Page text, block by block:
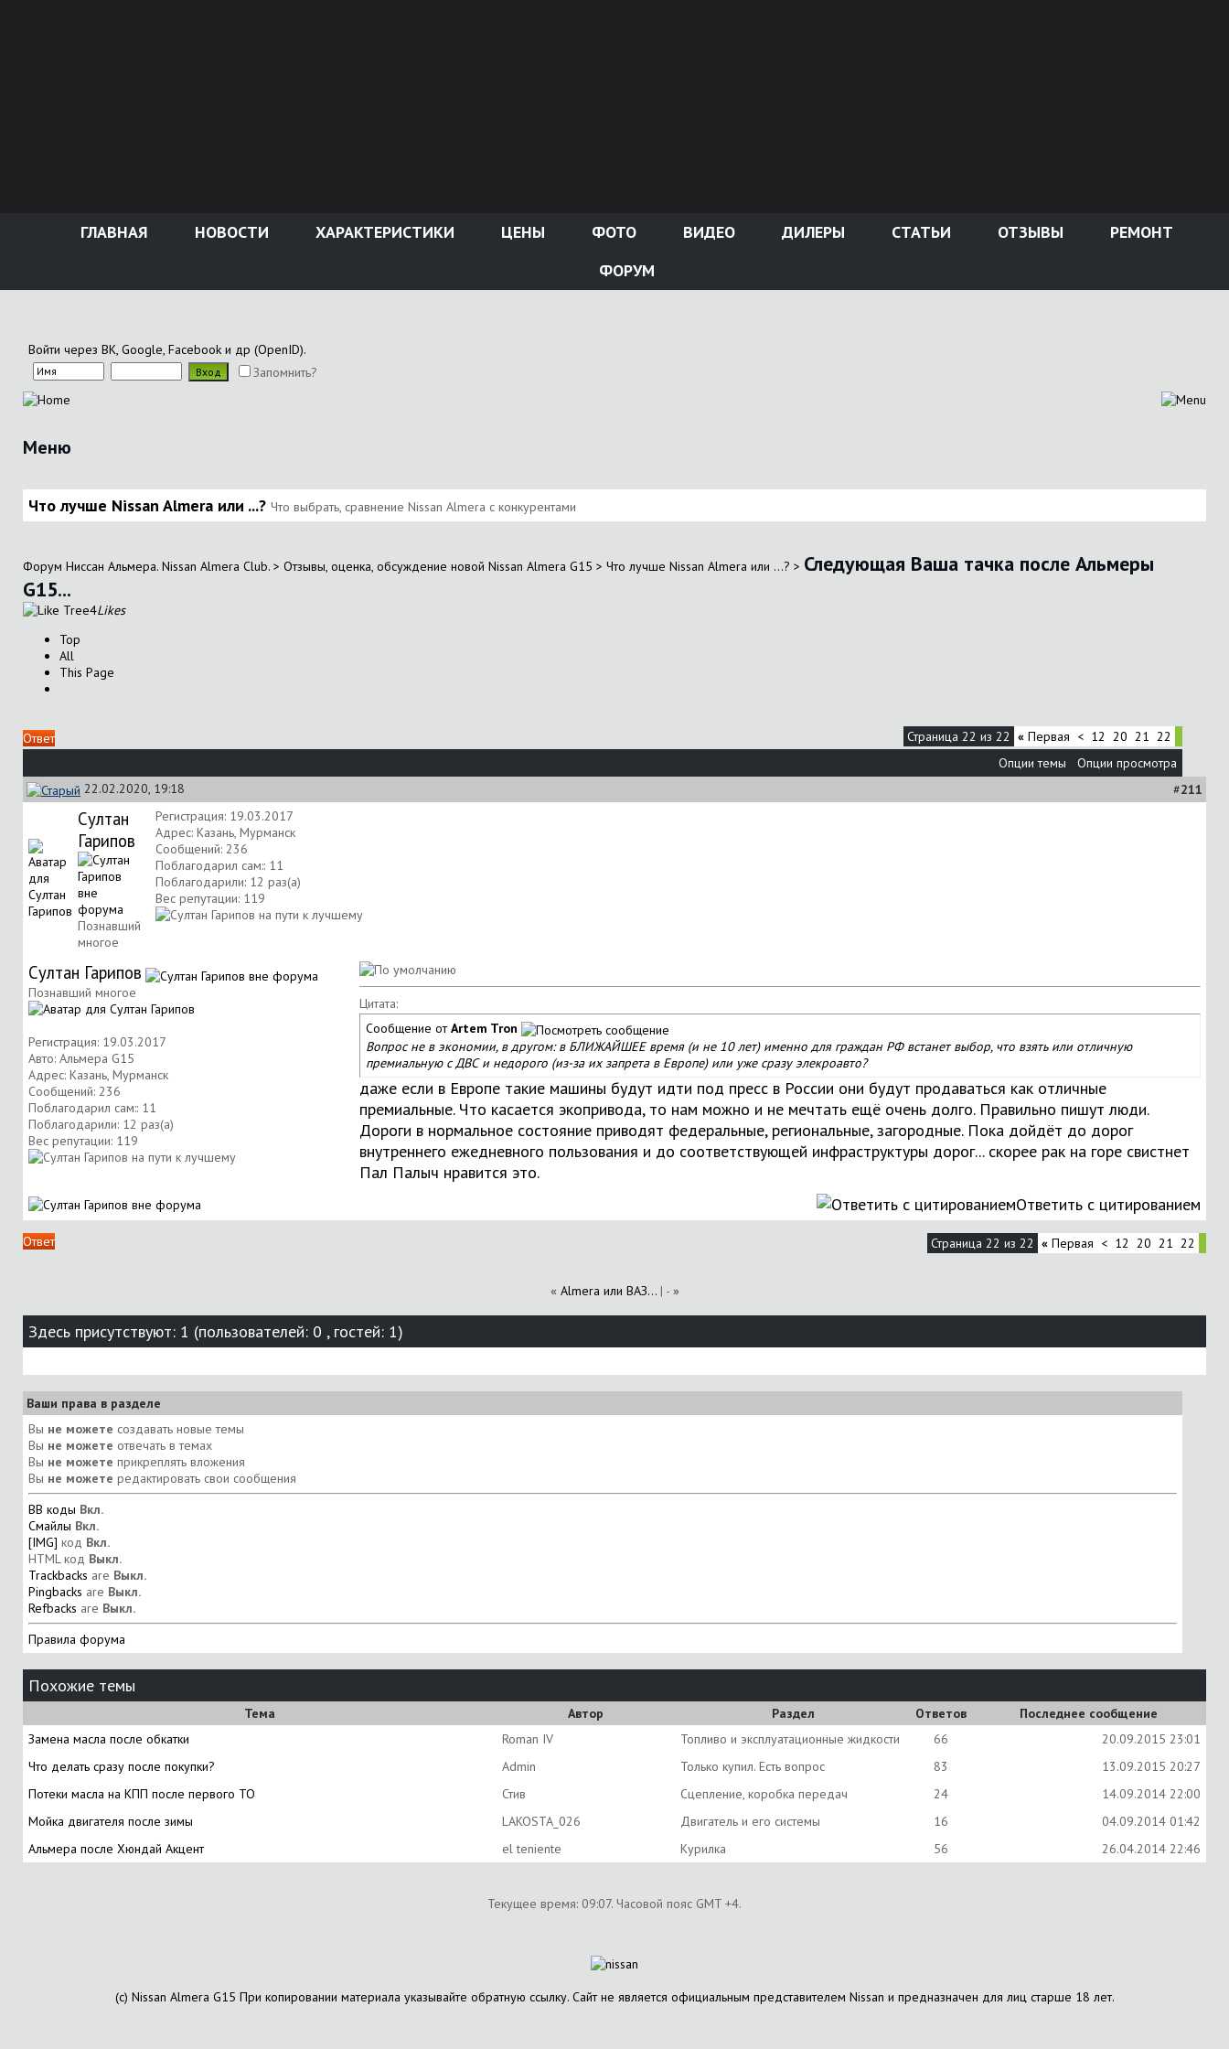
ГЛАВНАЯ НОВОСТИ ХАРАКТЕРИСТИКИ ЦЕНЫ ФОТО ВИДЕО ДИЛЕРЫ СТАТЬИ ОТЗЫВЫ
РЕМОНТ
ФОРУМ
Войти через ВК, Google, Facebook и др (OpenID).
Запомнить?
Меню
Что лучше Nissan Almera или ...? Что выбрать, сравнение Nissan Almera с конкурентами
Форум Ниссан Альмера. Nissan Almera Club. > Отзывы, оценка, обсуждение новой Nissan Almera G15 > Что лучше Nissan Almera или ...? > Следующая Ваша тачка после Альмеры
G15...
4Likes
Top
All
This Page
Ответ Страница 22 из 22 « Первая < 12 20 21 22
Опции темы
Опции просмотра
22.02.2020, 19:18
#211
Султан
Гарипов
Познавший
многое
Регистрация: 19.03.2017
Адрес: Казань, Мурманск
Сообщений: 236
Поблагодарил сам:: 11
Поблагодарили: 12 раз(а)
Вес репутации: 119
Султан Гарипов
Познавший многое
Регистрация: 19.03.2017
Авто: Альмера G15
Адрес: Казань, Мурманск
Сообщений: 236
Поблагодарил сам:: 11
Поблагодарили: 12 раз(а)
Вес репутации: 119
Цитата:
Сообщение отArtem Tron
Вопрос не в экономии, в другом: в БЛИЖАЙШЕЕ время (и не 10 лет) именно для граждан РФ встанет выбор, что взять или отличную
премиальную с ДВС и недорого (из-за их запрета в Европе) или уже сразу элекроавто?
даже если в Европе такие машины будут идти под пресс в России они будут продаваться как отличные
премиальные. Что касается экопривода, то нам можно и не мечтать ещё очень долго. Правильно пишут люди.
Дороги в нормальное состояние приводят федеральные, региональные, загородные. Пока дойдёт до дорог
внутреннего ежедневного пользования и до соответствующей инфраструктуры дорог... скорее рак на горе свистнет
Пал Палыч нравится это.
Ответить с цитированием
Ответ Страница 22 из 22 « Первая < 12 20 21 22
« Almera или ВАЗ...| - »
Здесь присутствуют: 1 (пользователей: 0 , гостей: 1)
Ваши права в разделе
Вы не можете создавать новые темы
Вы не можете отвечать в темах
Вы не можете прикреплять вложения
Вы не можете редактировать свои сообщения
BB коды Вкл.
Смайлы Вкл.
[IMG] код Вкл.
HTML код Выкл.
Trackbacks are Выкл.
Pingbacks are Выкл.
Refbacks are Выкл.
Правила форума
Похожие темы
Тема Автор Раздел Ответов
Последнее сообщение
Замена масла после обкатки
Roman IV Топливо и эксплуатационные жидкости 66 20.09.2015 23:01
Что делать сразу после покупки?
Аdmin Только купил. Есть вопрос 83 13.09.2015 20:27
Потеки масла на КПП после первого ТО
Стив Сцепление, коробка передач 24 14.09.2014 22:00
Мойка двигателя после зимы
LAKOSTA_026 Двигатель и его системы 16 04.09.2014 01:42
Альмера после Хюндай Акцент
el teniente Курилка 56 26.04.2014 22:46
Текущее время: 09:07. Часовой пояс GMT +4.
(с) Nissan Almera G15 При копировании материала указывайте обратную ссылку. Сайт не является официальным представителем Nissan и предназначен для лиц старше 18 лет.